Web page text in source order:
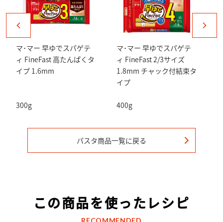
マ･マー 早ゆでスパゲテ
ィ FineFast 高たんぱくタ
イプ 1.6mm
300g
マ･マー 早ゆでスパゲテ
ィ FineFast 2/3サイズ
1.8mm チャック付結束タ
イプ
400g
パスタ商品一覧に戻る
この商品を使ったレシピ